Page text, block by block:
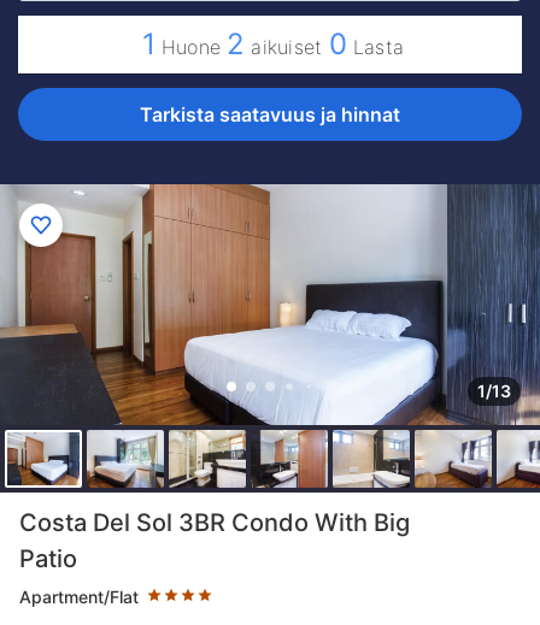
1 Huone 2 aikuiset 0 Lasta
Tarkista saatavuus ja hinnat
1/13
Costa Del Sol 3BR Condo With Big
Patio
Apartment/Flat
Tähtiluokitus 4 tähteä